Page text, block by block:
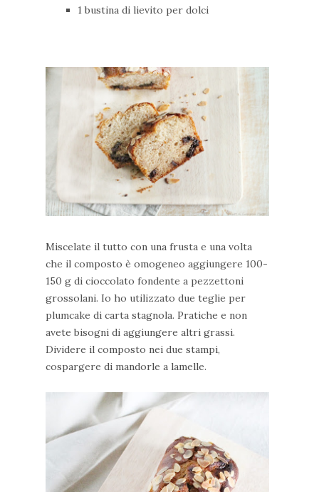
1 bustina di lievito per dolci
Miscelate il tutto con una frusta e una volta
che il composto è omogeneo aggiungere 100-
150 g di cioccolato fondente a pezzettoni
grossolani. Io ho utilizzato due teglie per
plumcake di carta stagnola. Pratiche e non
avete bisogni di aggiungere altri grassi.
Dividere il composto nei due stampi,
cospargere di mandorle a lamelle.